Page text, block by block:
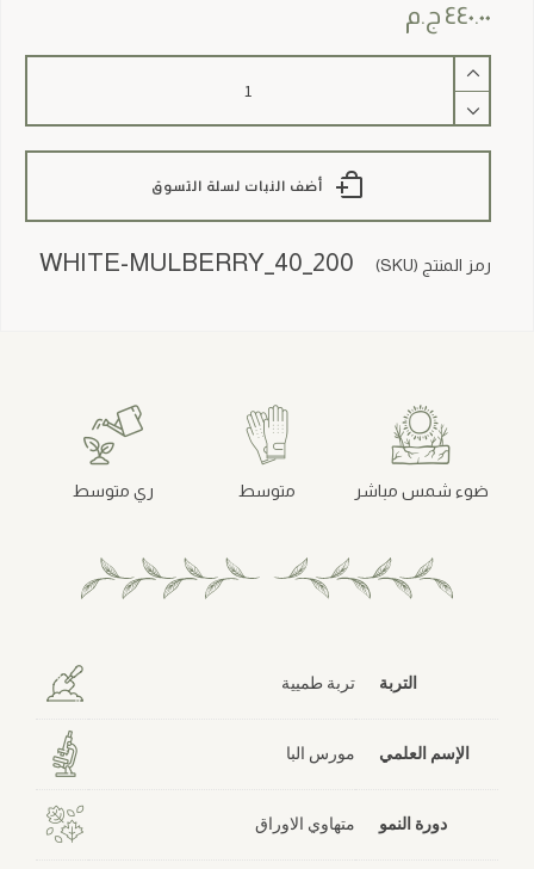
٤٤٠.٠٠ ج.م
كمية
White
Mulberry
أضف النبات لسلة التسوق
رمز المنتج (SKU) WHITE-MULBERRY_40_200
ضوء شمس مباشر متوسط ري متوسط
التربة تربة طميية
الإسم العلمي مورس البا
دورة النمو متهاوي الاوراق